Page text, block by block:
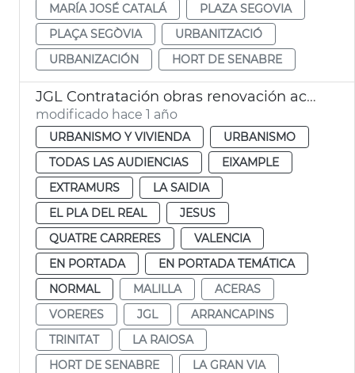
MARÍA JOSÉ CATALÁ
PLAZA SEGOVIA
PLAÇA SEGÒVIA
URBANITZACIÓ
URBANIZACIÓN
HORT DE SENABRE
JGL Contratación obras renovación aceras València
modificado hace 1 año
URBANISMO Y VIVIENDA
URBANISMO
TODAS LAS AUDIENCIAS
EIXAMPLE
EXTRAMURS
LA SAIDIA
EL PLA DEL REAL
JESUS
QUATRE CARRERES
VALENCIA
EN PORTADA
EN PORTADA TEMÁTICA
NORMAL
MALILLA
ACERAS
VORERES
JGL
ARRANCAPINS
TRINITAT
LA RAIOSA
HORT DE SENABRE
LA GRAN VIA